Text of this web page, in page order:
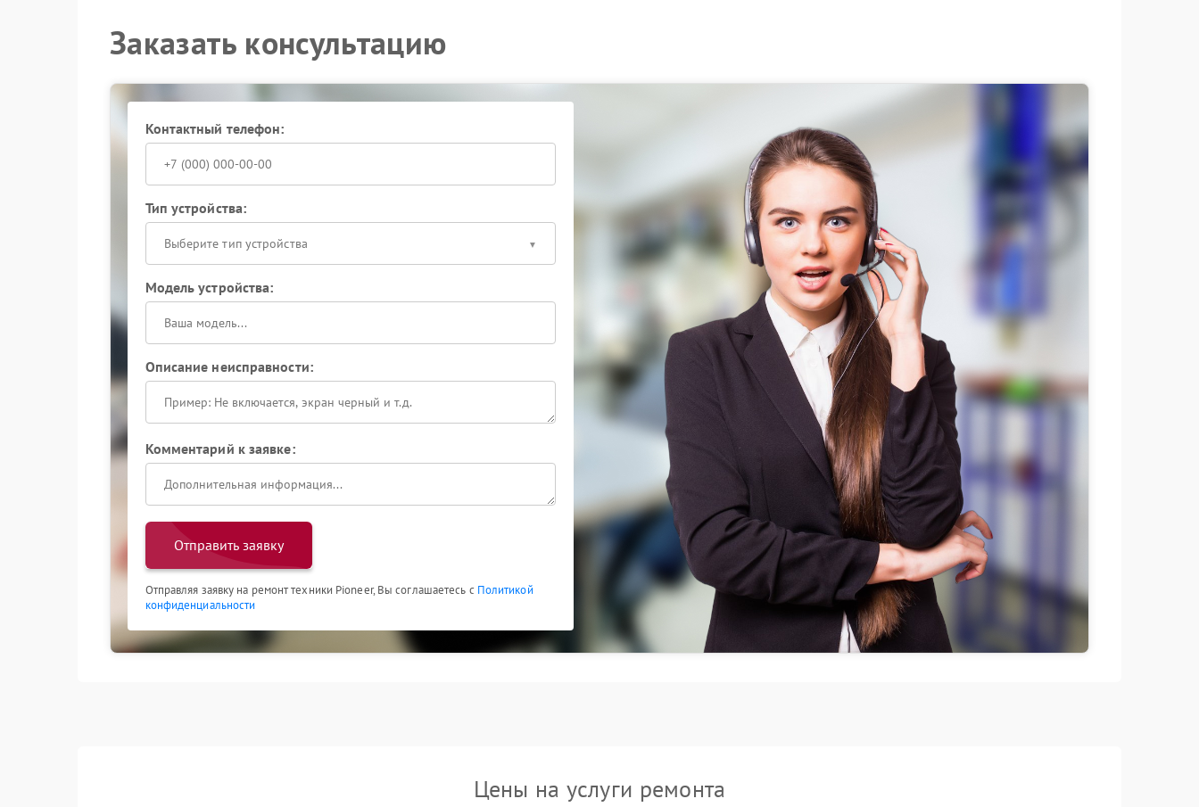
Заказать консультацию
Контактный телефон:
Тип устройства:
Выберите тип устройства
Модель устройства:
Описание неисправности:
Комментарий к заявке:
Отправить заявку
Отправляя заявку на ремонт техники Pioneer, Вы соглашаетесь с Политикой
конфиденциальности
Цены на услуги ремонта